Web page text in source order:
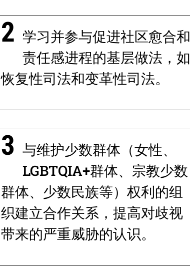
学习并参与促进社区愈合和
责任感进程的基层做法，如
恢复性司法和变革性司法。
与维护少数群体（女性、
LGBTQIA+群体、宗教少数
群体、少数民族等）权利的组
织建立合作关系，提高对歧视
带来的严重威胁的认识。